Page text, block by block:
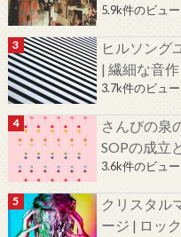
5.9k件のビュー
ヒルソング
| 繊細な音
3.7k件のビュー
さんびの泉
SOPの成立
3.6k件のビュー
クリスタル
ージ | ロッ